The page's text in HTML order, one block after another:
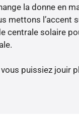
la donne en
mettons l’accent
centrale solaire
puissiez jouir